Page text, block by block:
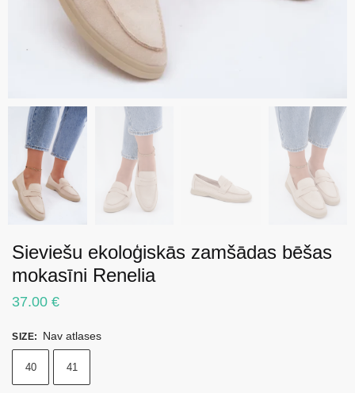
Sieviešu ekoloģiskās zamšādas bēšas
mokasīni Renelia
37.00 €
SIZE: Nav atlases
40 41